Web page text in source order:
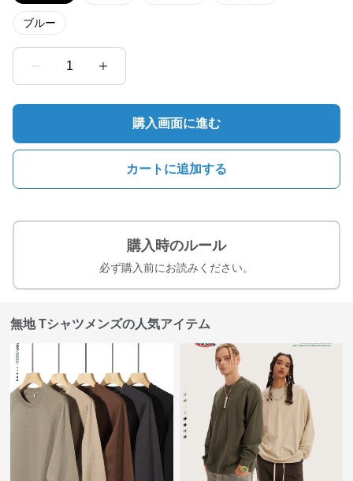
ブルー
1
購入画面に進む
カートに追加する
購入時のルール
必ず購入前にお読みください。
無地 Tシャツメンズの人気アイテム